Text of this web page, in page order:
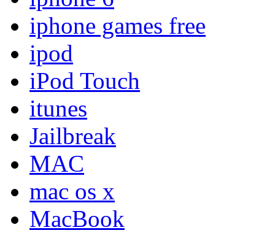
iphone games free
ipod
iPod Touch
itunes
Jailbreak
MAC
mac os x
MacBook